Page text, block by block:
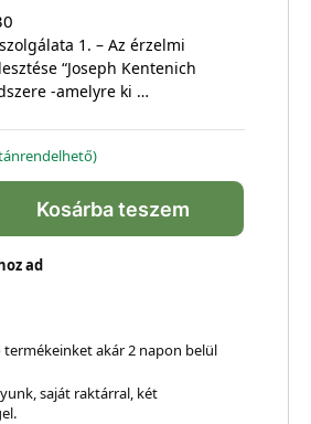
1. – Az érzelmi
“Joseph Kentenich
-amelyre ki …
Kosárba teszem
ad
termékeinket akár 2 napon belül
saját raktárral, két